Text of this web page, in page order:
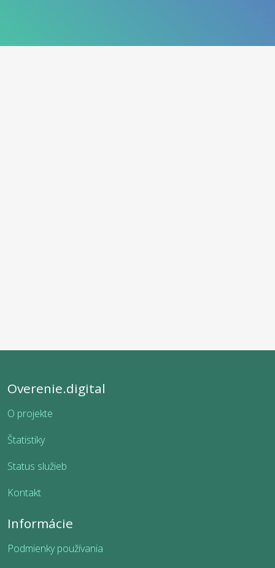
Overenie.digital
O projekte
Štatistiky
Status služieb
Kontakt
Informácie
Podmienky používania